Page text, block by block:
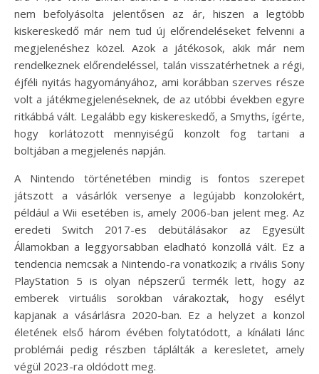
nem befolyásolta jelentősen az ár, hiszen a legtöbb
kiskereskedő már nem tud új előrendeléseket felvenni a
megjelenéshez közel. Azok a játékosok, akik már nem
rendelkeznek előrendeléssel, talán visszatérhetnek a régi,
éjféli nyitás hagyományához, ami korábban szerves része
volt a játékmegjelenéseknek, de az utóbbi években egyre
ritkábbá vált. Legalább egy kiskereskedő, a Smyths, ígérte,
hogy korlátozott mennyiségű konzolt fog tartani a
boltjában a megjelenés napján.
A Nintendo történetében mindig is fontos szerepet
játszott a vásárlók versenye a legújabb konzolokért,
például a Wii esetében is, amely 2006-ban jelent meg. Az
eredeti Switch 2017-es debütálásakor az Egyesült
Államokban a leggyorsabban eladható konzollá vált. Ez a
tendencia nemcsak a Nintendo-ra vonatkozik; a rivális Sony
PlayStation 5 is olyan népszerű termék lett, hogy az
emberek virtuális sorokban várakoztak, hogy esélyt
kapjanak a vásárlásra 2020-ban. Ez a helyzet a konzol
életének első három évében folytatódott, a kínálati lánc
problémái pedig részben táplálták a keresletet, amely
végül 2023-ra oldódott meg.